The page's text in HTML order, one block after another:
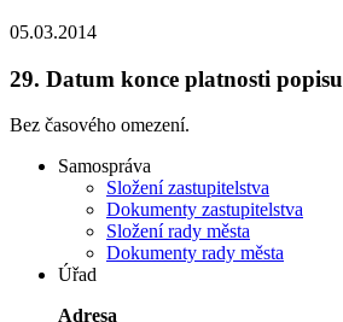
05.03.2014
29. Datum konce platnosti popisu
Bez časového omezení.
Samospráva
Složení zastupitelstva
Dokumenty zastupitelstva
Složení rady města
Dokumenty rady města
Úřad
Adresa